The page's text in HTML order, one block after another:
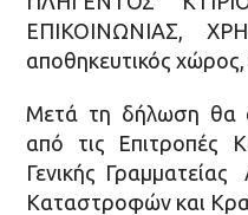
ΕΠΙΚΟΙΝΩΝΙΑΣ,
αποθηκευτικός
Μετά τη δήλωση θα
από τις Επιτροπές
Γενικής
Καταστροφών και